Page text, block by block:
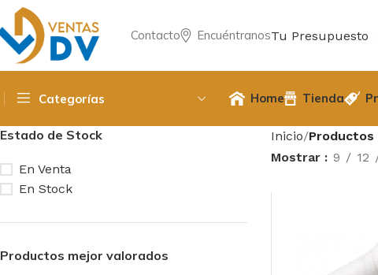
Contacto EncuéntranosTu Presupuesto
Categorías Home Tienda
Estado de Stock
En Venta
En Stock
Productos mejor valorados
Inicio Productos
Mostrar
9 12